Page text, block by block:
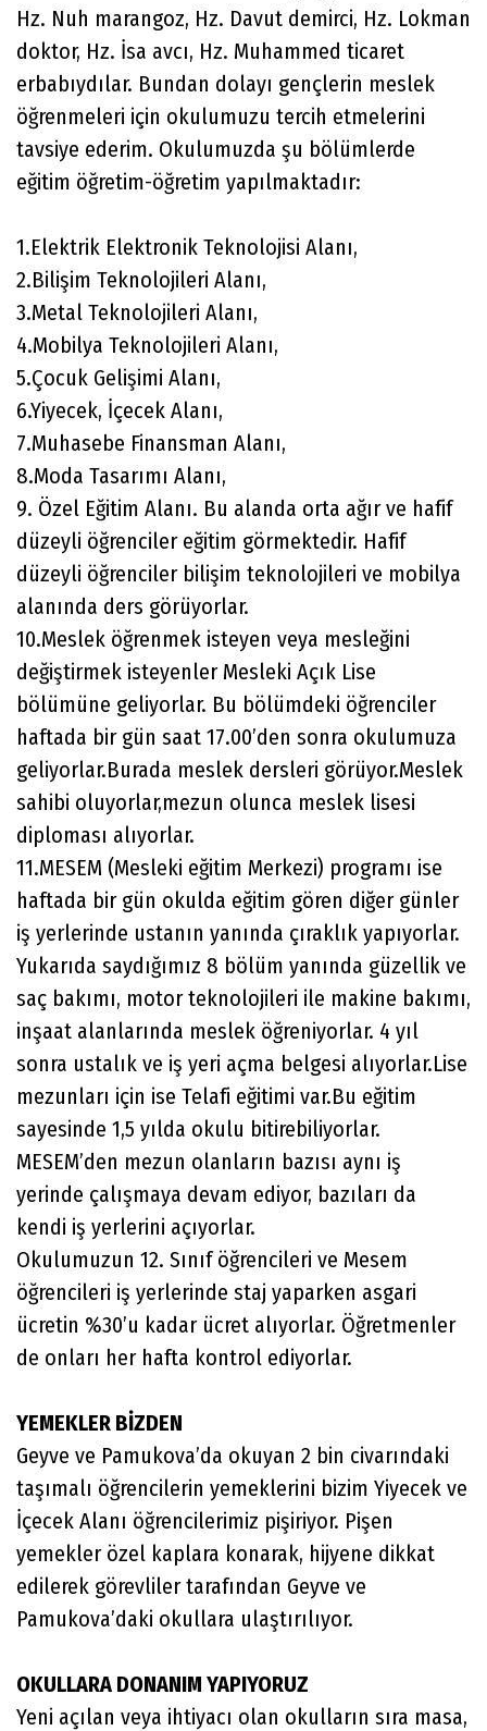
Hz. Nuh marangoz, Hz. Davut demirci, Hz. Lokman
doktor, Hz. İsa avcı, Hz. Muhammed ticaret
erbabıydılar. Bundan dolayı gençlerin meslek
öğrenmeleri için okulumuzu tercih etmelerini
tavsiye ederim. Okulumuzda şu bölümlerde
eğitim öğretim-öğretim yapılmaktadır:
1.Elektrik Elektronik Teknolojisi Alanı,
2.Bilişim Teknolojileri Alanı,
3.Metal Teknolojileri Alanı,
4.Mobilya Teknolojileri Alanı,
5.Çocuk Gelişimi Alanı,
6.Yiyecek, İçecek Alanı,
7.Muhasebe Finansman Alanı,
8.Moda Tasarımı Alanı,
9. Özel Eğitim Alanı. Bu alanda orta ağır ve hafif
düzeyli öğrenciler eğitim görmektedir. Hafif
düzeyli öğrenciler bilişim teknolojileri ve mobilya
alanında ders görüyorlar.
10.Meslek öğrenmek isteyen veya mesleğini
değiştirmek isteyenler Mesleki Açık Lise
bölümüne geliyorlar. Bu bölümdeki öğrenciler
haftada bir gün saat 17.00’den sonra okulumuza
geliyorlar.Burada meslek dersleri görüyor.Meslek
sahibi oluyorlar,mezun olunca meslek lisesi
diploması alıyorlar.
11.MESEM (Mesleki eğitim Merkezi) programı ise
haftada bir gün okulda eğitim gören diğer günler
iş yerlerinde ustanın yanında çıraklık yapıyorlar.
Yukarıda saydığımız 8 bölüm yanında güzellik ve
saç bakımı, motor teknolojileri ile makine bakımı,
inşaat alanlarında meslek öğreniyorlar. 4 yıl
sonra ustalık ve iş yeri açma belgesi alıyorlar.Lise
mezunları için ise Telafi eğitimi var.Bu eğitim
sayesinde 1,5 yılda okulu bitirebiliyorlar.
MESEM’den mezun olanların bazısı aynı iş
yerinde çalışmaya devam ediyor, bazıları da
kendi iş yerlerini açıyorlar.
Okulumuzun 12. Sınıf öğrencileri ve Mesem
öğrencileri iş yerlerinde staj yaparken asgari
ücretin %30’u kadar ücret alıyorlar. Öğretmenler
de onları her hafta kontrol ediyorlar.
YEMEKLER BİZDEN
Geyve ve Pamukova’da okuyan 2 bin civarındaki
taşımalı öğrencilerin yemeklerini bizim Yiyecek ve
İçecek Alanı öğrencilerimiz pişiriyor. Pişen
yemekler özel kaplara konarak, hijyene dikkat
edilerek görevliler tarafından Geyve ve
Pamukova’daki okullara ulaştırılıyor.
OKULLARA DONANIM YAPIYORUZ
Yeni açılan veya ihtiyacı olan okulların sıra masa,